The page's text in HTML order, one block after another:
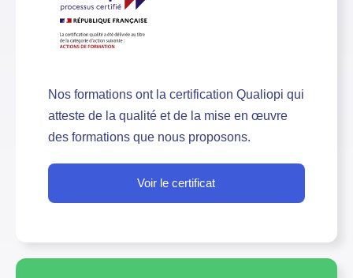
Nos formations ont la certification Qualiopi qui
atteste de la qualité et de la mise en œuvre
des formations que nous proposons.
Voir le certificat